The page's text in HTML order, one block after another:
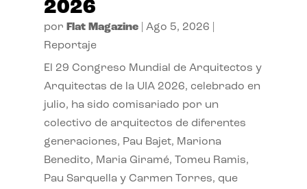
2026
por Flat Magazine| Ago 5, 2026
Reportaje
El 29 Congreso Mundial de Arquitectos y
Arquitectas de la UIA 2026, celebrado en
julio, ha sido comisariado por un
colectivo de arquitectos de diferentes
generaciones, Pau Bajet, Mariona
Benedito, Maria Giramé, Tomeu Ramis,
Pau Sarquella y Carmen Torres, que